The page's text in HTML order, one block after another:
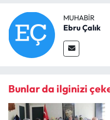
MUHABIR
Ebru Çalık
Bunlar da ilginizi